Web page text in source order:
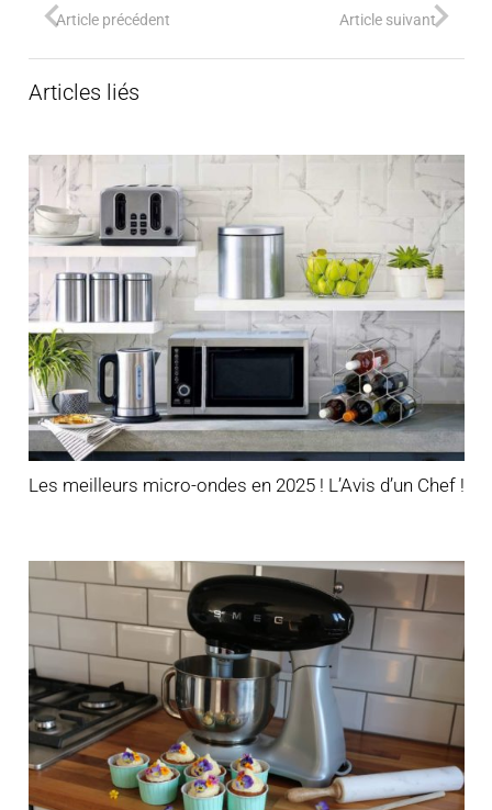
Article précédent Article suivant
Articles liés
Les meilleurs micro-ondes en 2025 ! L’Avis d’un Chef !